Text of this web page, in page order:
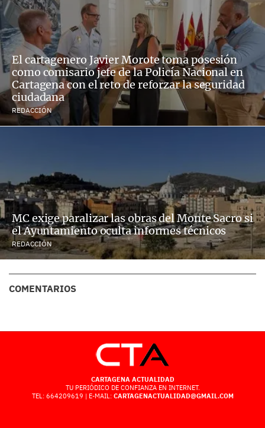
El cartagenero Javier Morote toma posesión
como comisario jefe de la Policía Nacional en
Cartagena con el reto de reforzar la seguridad
ciudadana
REDACCIÓN
MC exige paralizar las obras del Monte Sacro si
el Ayuntamiento oculta informes técnicos
REDACCIÓN
COMENTARIOS
CARTAGENA ACTUALIDAD
TU PERIÓDICO DE CONFIANZA EN INTERNET.
TEL: 664209619 | E-MAIL: CARTAGENACTUALIDAD@GMAIL.COM